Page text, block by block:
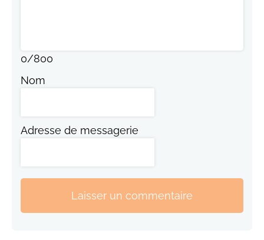
0/800
Nom
Adresse de messagerie
Laisser un commentaire